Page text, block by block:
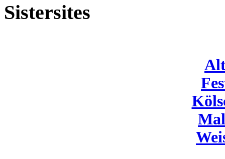
Sistersites